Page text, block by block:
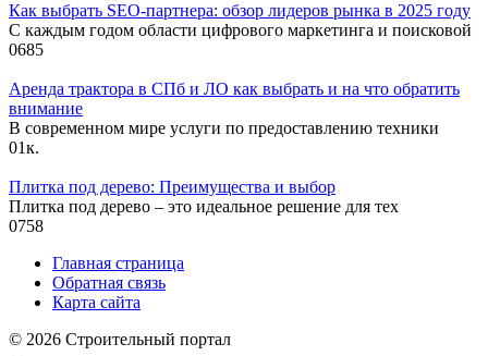
Как выбрать SEO-партнера: обзор лидеров рынка в 2025 году
С каждым годом области цифрового маркетинга и поисковой
0685
Аренда трактора в СПб и ЛО как выбрать и на что обратить
внимание
В современном мире услуги по предоставлению техники
01к.
Плитка под дерево: Преимущества и выбор
Плитка под дерево – это идеальное решение для тех
0758
Главная страница
Обратная связь
Карта сайта
© 2026 Строительный портал